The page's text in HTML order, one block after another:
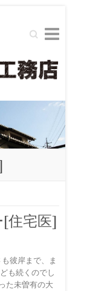
Search
住宅医]
彼岸まで、ま
も続くのでし
た未曽有の大